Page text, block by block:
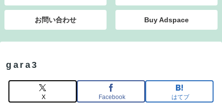
お問い合わせ Buy Adspace
gara3
X Facebook はてブ